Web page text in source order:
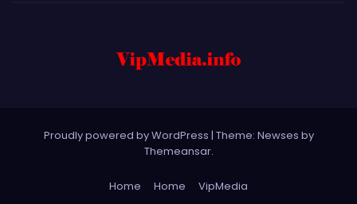
Proudly powered by WordPress | Theme: Newses by
Themeansar.
Home Home VipMedia